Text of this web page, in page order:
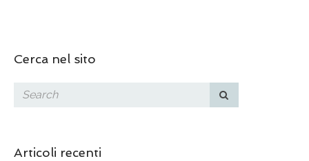
Cerca nel sito
Articoli recenti